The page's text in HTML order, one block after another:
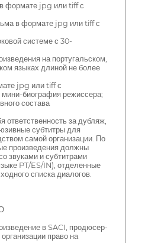
формате jpg или tiff с
в формате jpg или tiff с
системе с 30-
на португальском,
языках длиной не более
jpg или tiff с
биография режиссера;
состава
ответственность за дубляж,
субтитры для
самой организации. По
произведения должны
звуками и субтитрами
PT/ES/IN), отделенные
списка диалогов.
в SACI, продюсер-
право на